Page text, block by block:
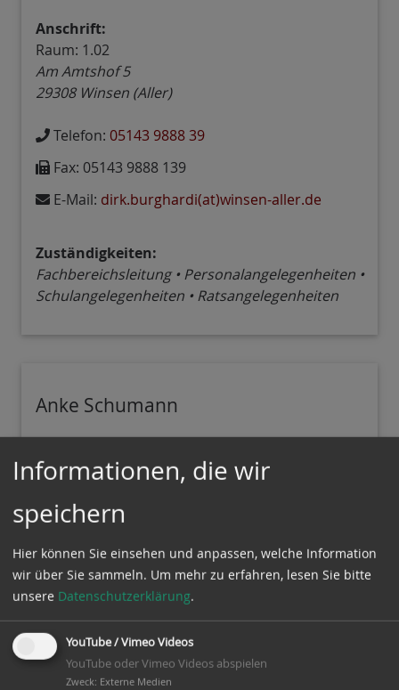
Anschrift:
Raum: 1.02
Am Amtshof 5
29308 Winsen (Aller)
Telefon: 05143 9888 39
Fax: 05143 9888 139
E-Mail: dirk.burghardi(at)winsen-aller.de
Zuständigkeiten:
Fachbereichsleitung • Personalangelegenheiten •
Schulangelegenheiten • Ratsangelegenheiten
Anke Schumann
Gemeindeplanung
Fachdienstleitung Finanzen
Anschrift:
Raum: 2.06
Am Amtshof 4
29308Winsen (Aller)
Telefon:05143 9888 - 61
Informationen, die wir
speichern
Hier können Sie einsehen und anpassen, welche Information
wir über Sie sammeln. Um mehr zu erfahren, lesen Sie bitte
unsere Datenschutzerklärung.
YouTube / Vimeo Videos
YouTube oder Vimeo Videos abspielen
Zweck: Externe Medien